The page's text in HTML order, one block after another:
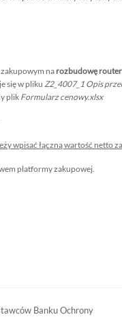
na rozbudowę
się w pliku Z2_4007_1 Opis
plik Formularz cenowy.xlsx
wpisać łączną wartość
platformy zakupowej.
Banku Ochrony